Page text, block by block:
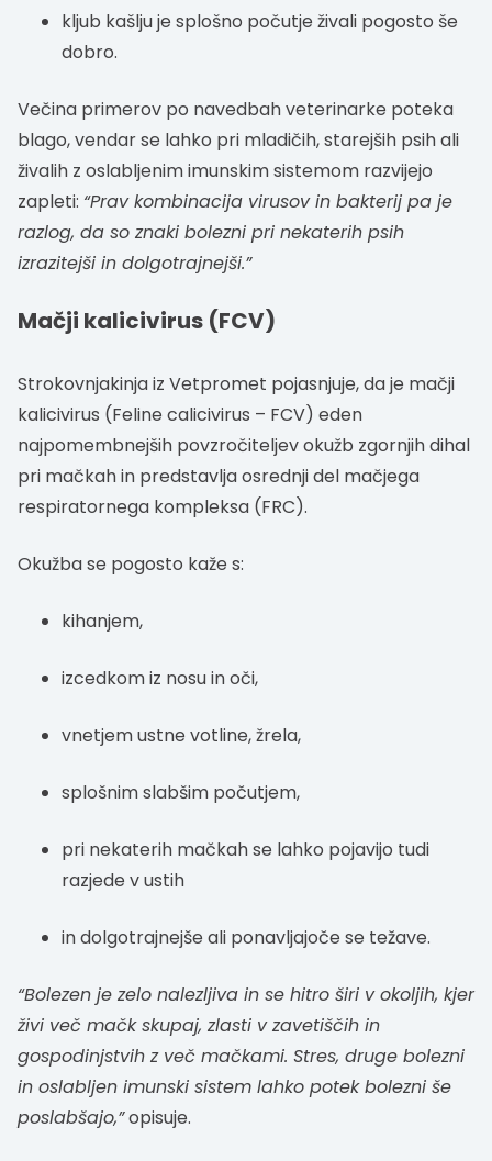
kljub kašlju je splošno počutje živali pogosto še
dobro.
Večina primerov po navedbah veterinarke poteka
blago, vendar se lahko pri mladičih, starejših psih ali
živalih z oslabljenim imunskim sistemom razvijejo
zapleti: “Prav kombinacija virusov in bakterij pa je
razlog, da so znaki bolezni pri nekaterih psih
izrazitejši in dolgotrajnejši.”
Mačji kalicivirus (FCV)
Strokovnjakinja iz Vetpromet pojasnjuje, da je mačji
kalicivirus (Feline calicivirus – FCV) eden
najpomembnejših povzročiteljev okužb zgornjih dihal
pri mačkah in predstavlja osrednji del mačjega
respiratornega kompleksa (FRC).
Okužba se pogosto kaže s:
kihanjem,
izcedkom iz nosu in oči,
vnetjem ustne votline, žrela,
splošnim slabšim počutjem,
pri nekaterih mačkah se lahko pojavijo tudi
razjede v ustih
in dolgotrajnejše ali ponavljajoče se težave.
“Bolezen je zelo nalezljiva in se hitro širi v okoljih, kjer
živi več mačk skupaj, zlasti v zavetiščih in
gospodinjstvih z več mačkami. Stres, druge bolezni
in oslabljen imunski sistem lahko potek bolezni še
poslabšajo,”opisuje.